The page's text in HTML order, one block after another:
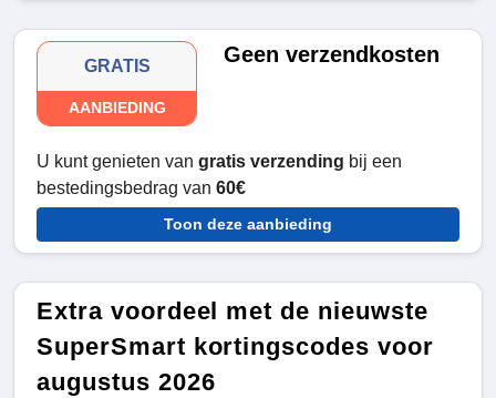
GRATIS
AANBIEDING
Geen verzendkosten
U kunt genieten van gratis verzending bij een
bestedingsbedrag van 60€
Toon deze aanbieding
Extra voordeel met de nieuwste
SuperSmart kortingscodes voor
augustus 2026